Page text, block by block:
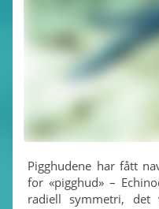
Pigghudene har fått
for «pigghud» –
radiell symmetri, det